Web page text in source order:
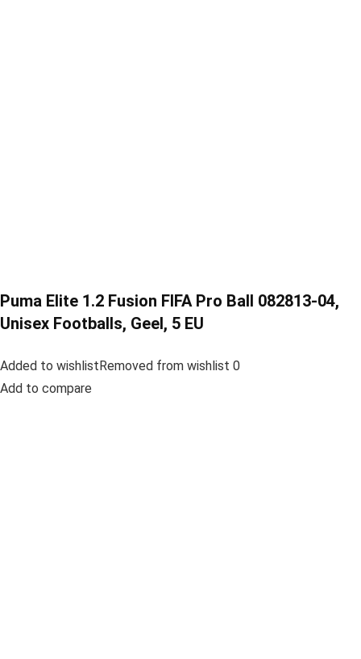
Puma Elite 1.2 Fusion FIFA Pro Ball 082813-04,
Unisex Footballs, Geel, 5 EU
Added to wishlistRemoved from wishlist 0
Add to compare